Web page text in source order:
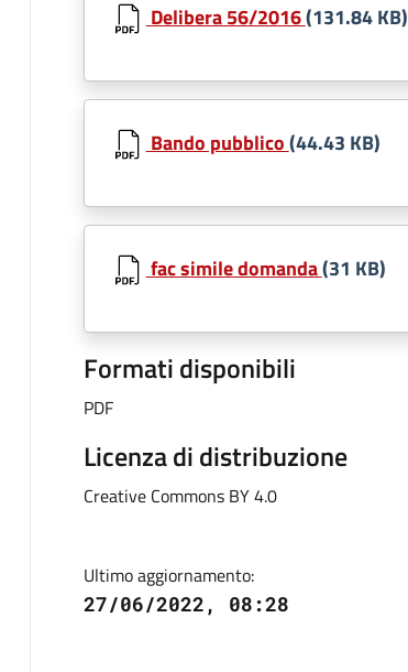
Delibera 56/2016(131.84 KB)
Bando pubblico(44.43 KB)
fac simile domanda(31 KB)
Formati disponibili
PDF
Licenza di distribuzione
Creative Commons BY 4.0
Ultimo aggiornamento:
27/06/2022, 08:28